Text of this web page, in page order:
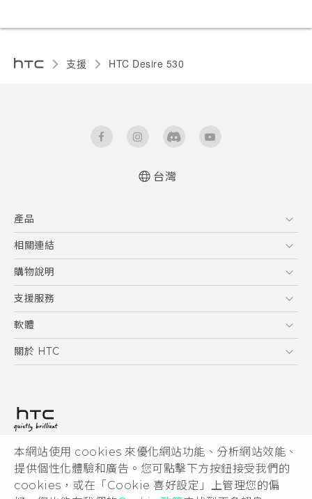
本網站使用 cookies 來優化網站功能、分析網站效能、
提供個性化體驗和廣告。您可點擊下方按鈕接受我們的
cookies，或在「Cookie 喜好設定」上管理您的偏
支援 HTC Desire 530‎
台灣
產品
5G
智慧型手機
配件
相關連結
HTC Research
購物說明
購物須知
訂單管理
付款方式
支援服務
到府收送維修服務
服務中心資訊
客戶服務佈告欄
軟體
應用程式
HTC Sync Manager
關於 HTC
投資人
隱私權政策
產品安全性
© 2011-2026 HTC Corporation
HTC 法律文件
宏達國際電子股份有限公司 | 統一編號16003518